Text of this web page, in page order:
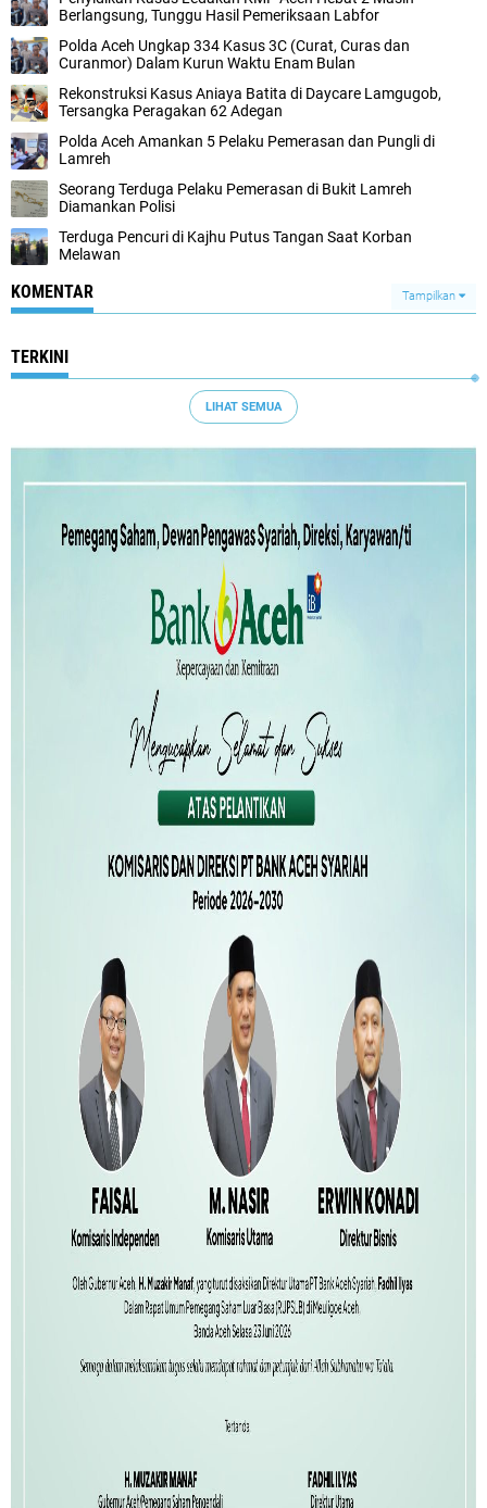
Berlangsung, Tunggu Hasil Pemeriksaan Labfor
Polda Aceh Ungkap 334 Kasus 3C (Curat, Curas dan
Curanmor) Dalam Kurun Waktu Enam Bulan
Rekonstruksi Kasus Aniaya Batita di Daycare Lamgugob,
Tersangka Peragakan 62 Adegan
Polda Aceh Amankan 5 Pelaku Pemerasan dan Pungli di
Lamreh
Seorang Terduga Pelaku Pemerasan di Bukit Lamreh
Diamankan Polisi
Terduga Pencuri di Kajhu Putus Tangan Saat Korban
Melawan
KOMENTAR Tampilkan
TERKINI
LIHAT SEMUA